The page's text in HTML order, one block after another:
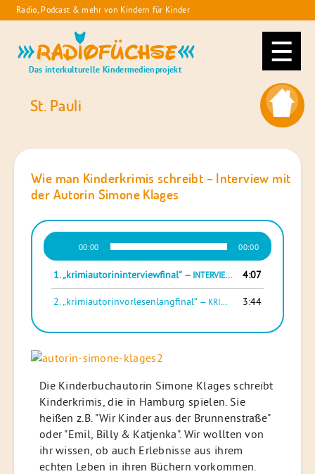
Skip
to
Radio, Podcast & mehr von Kindern für Kinder
Radiofüchse
Das interkulturelle Kindermedienprojekt
St. Pauli
Wie man Kinderkrimis schreibt – Interview mit
der Autorin Simone Klages
Audio-
Player
00:00 00:00
1.„krimiautorininterviewfinal“ — INTERVIEW SIMONE KLAGES 4:07
2.„krimiautorinvorlesenlangfinal“ — KRIMIAUTORIN VORLESEN SIMONE KLAGES 3:44
Die Kinderbuchautorin Simone Klages schreibt
Kinderkrimis, die in Hamburg spielen. Sie
heißen z.B. "Wir Kinder aus der Brunnenstraße"
oder "Emil, Billy & Katjenka". Wir wollten von
ihr wissen, ob auch Erlebnisse aus ihrem
echten Leben in ihren Büchern vorkommen.